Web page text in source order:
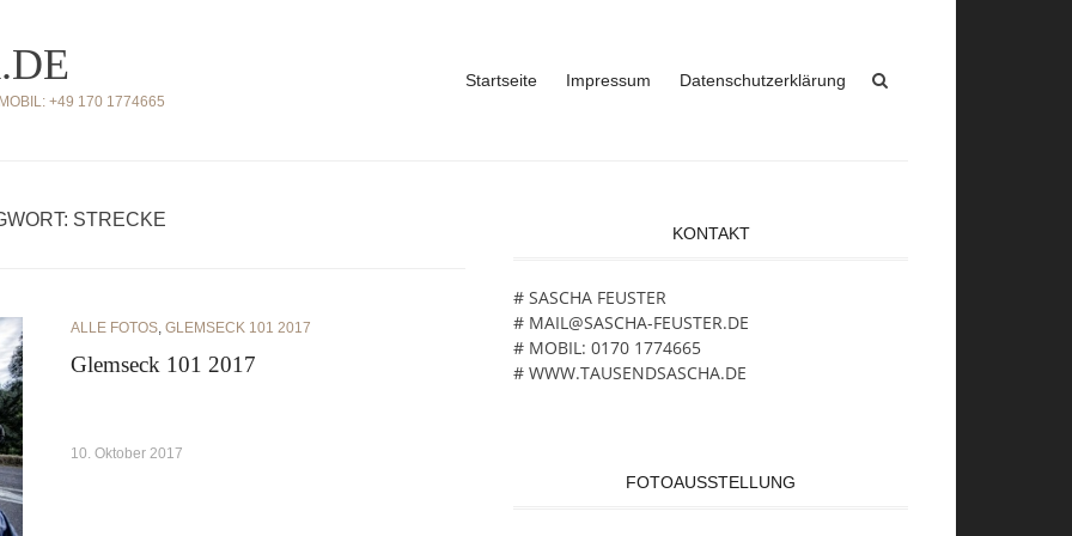
+49 170 1774665
Startseite Impressum Datenschutzerklärung
STRECKE
ALLE FOTOS, GLEMSECK 101 2017
Glemseck 101 2017
10. Oktober 2017
KONTAKT
# SASCHA FEUSTER
# MAIL@SASCHA-FEUSTER.DE
# MOBIL: 0170 1774665
# WWW.TAUSENDSASCHA.DE
FOTOAUSSTELLUNG